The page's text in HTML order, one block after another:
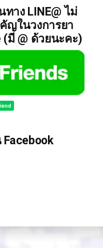
าง LINE@ ไม่
ญในวงการยา
(มี @ ด้วยนะคะ)